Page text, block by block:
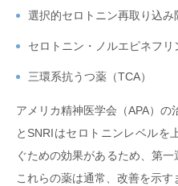
選択的セロトニン再取り込み
セロトニン・ノルエピネフリ
三環系抗うつ薬（TCA）
アメリカ精神医学会（APA）の
とSNRIはセロトニンレベルを
ぐための効果があるため、第一
これらの薬は通常、改善を示